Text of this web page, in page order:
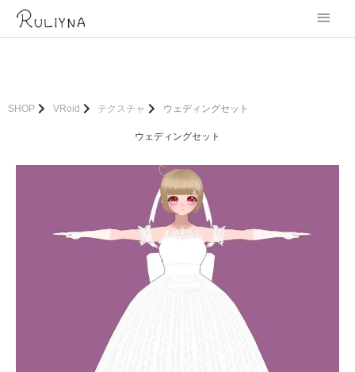
を
メ
イ
SHOP VRoid テクスチャ ウェディングセット
ウェディングセット